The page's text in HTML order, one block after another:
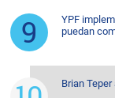
YPF
puedan
Brian